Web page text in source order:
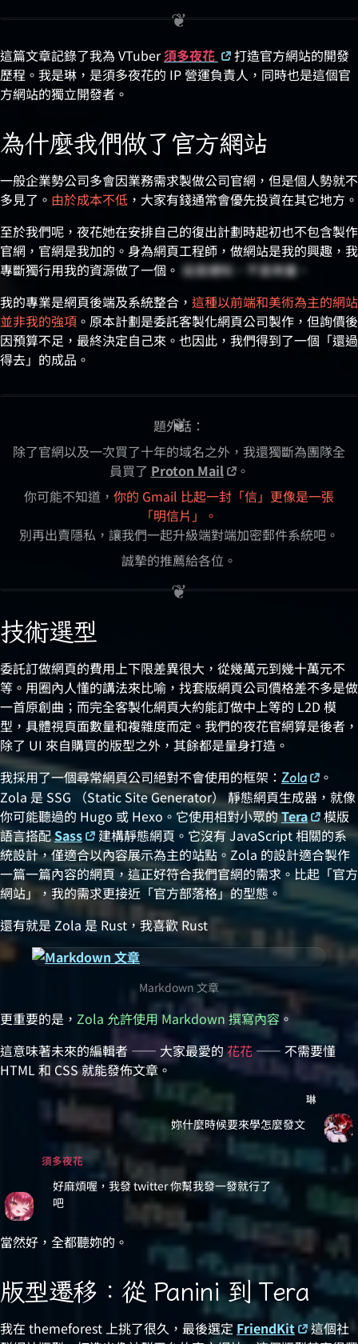
這篇文章記錄了我為 VTuber須多夜花
打造官方網站的開發
歷程。我是琳，是須多夜花的 IP 營運負責人，同時也是這個官
方網站的獨立開發者。
為什麼我們做了官方網站
一般企業勢公司多會因業務需求製做公司官網，但是個人勢就不
多見了。 由於成本不低 ，大家有錢通常會優先投資在其它地方。
至於我們呢，夜花她在安排自己的復出計劃時起初也不包含製作
官網，官網是我加的。身為網頁工程師，做網站是我的興趣，我
專斷獨行用我的資源做了一個。 這是通知，不是商量。
我的專業是網頁後端及系統整合， 這種以前端和美術為主的網站
並非我的強項 。原本計劃是委託客製化網頁公司製作，但詢價後
因預算不足，最終決定自己來。也因此，我們得到了一個「還過
得去」的成品。
題外話：
除了官網以及一次買了十年的域名之外，我還獨斷為團隊全
員買了 Proton Mail
。
你可能不知道， 你的 Gmail 比起一封「信」更像是一張
「明信片」。
別再出賣隱私，讓我們一起升級端對端加密郵件系統吧。
誠摯的推薦給各位。
技術選型
委託訂做網頁的費用上下限差異很大，從幾萬元到幾十萬元不
等。用圈內人懂的講法來比喻，找套版網頁公司價格差不多是做
一首原創曲；而完全客製化網頁大約能訂做中上等的 L2D 模
型，具體視頁面數量和複雜度而定。我們的夜花官網算是後者，
除了 UI 來自購買的版型之外，其餘都是量身打造。
我採用了一個尋常網頁公司絕對不會使用的框架： Zola
。
Zola 是 SSG （Static Site Generator） 靜態網頁生成器，就像
你可能聽過的 Hugo 或 Hexo。它使用相對小眾的Tera
模版
語言搭配Sass
建構靜態網頁。它沒有 JavaScript 相關的系
統設計，僅適合以內容展示為主的站點。Zola 的設計適合製作
一篇一篇內容的網頁，這正好符合我們官網的需求。比起「官方
網站」，我的需求更接近「官方部落格」的型態。
還有就是 Zola 是 Rust，我喜歡 Rust 😆
Markdown 文章
更重要的是， Zola 允許使用 Markdown 撰寫內容 。
這意味著未來的編輯者 —— 大家最愛的花花—— 不需要懂
HTML 和 CSS 就能發佈文章。
琳
妳什麼時候要來學怎麼發文
須多夜花
好麻煩喔，我發 twitter 你幫我發一發就行了
吧
當然好，全都聽妳的。
版型遷移：從 Panini 到 Tera
我在 themeforest 上挑了很久，最後選定 FriendKit
這個社